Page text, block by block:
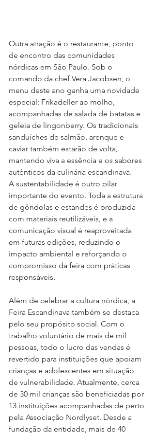
Outra atração é o restaurante, ponto
de encontro das comunidades
nórdicas em São Paulo. Sob o
comando da chef Vera Jacobsen, o
menu deste ano ganha uma novidade
especial: Frikadeller ao molho,
acompanhadas de salada de batatas e
geleia de lingonberry. Os tradicionais
sanduíches de salmão, arenque e
caviar também estarão de volta,
mantendo viva a essência e os sabores
autênticos da culinária escandinava.
A sustentabilidade é outro pilar
importante do evento. Toda a estrutura
de gôndolas e estandes é produzida
com materiais reutilizáveis, e a
comunicação visual é reaproveitada
em futuras edições, reduzindo o
impacto ambiental e reforçando o
compromisso da feira com práticas
responsáveis.
Além de celebrar a cultura nórdica, a
Feira Escandinava também se destaca
pelo seu propósito social. Com o
trabalho voluntário de mais de mil
pessoas, todo o lucro das vendas é
revertido para instituições que apoiam
crianças e adolescentes em situação
de vulnerabilidade. Atualmente, cerca
de 30 mil crianças são beneficiadas por
13 instituições acompanhadas de perto
pela Associação Nordlyset. Desde a
fundação da entidade, mais de 40